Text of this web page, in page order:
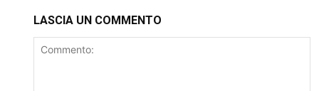
LASCIA UN COMMENTO